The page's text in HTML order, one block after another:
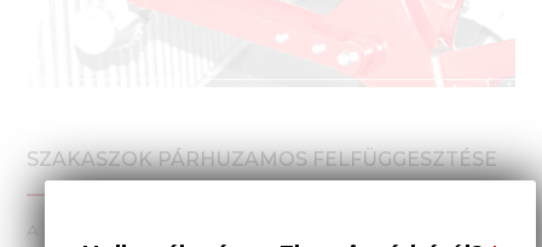
SZAKASZOK PÁRHUZAMOS FELFÜGGESZTÉSE
A munkatestek szakaszainak merev és stabil